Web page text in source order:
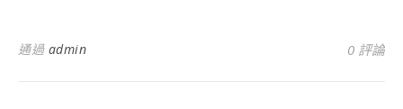
通過 admin 0 評論